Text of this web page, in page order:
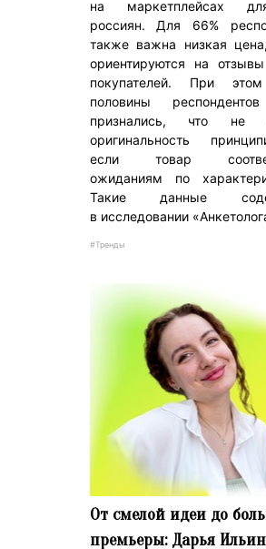
на маркетплейсах
россиян. Для 66%
также важна низкая
ориентируются на
покупателей. При
половины
признались, что не
оригинальность
если товар
ожиданиям по
Такие данные
в исследовании
#Тренды
От смелой идеи до
премьеры: Дарья